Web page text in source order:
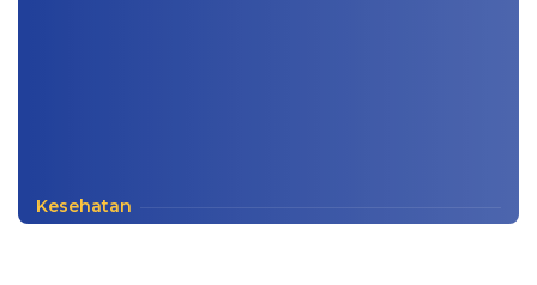
Kesehatan